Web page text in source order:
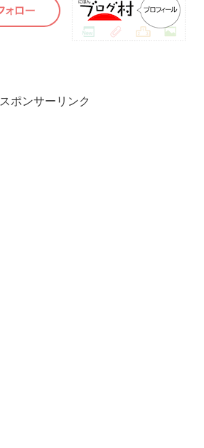
スポンサーリンク